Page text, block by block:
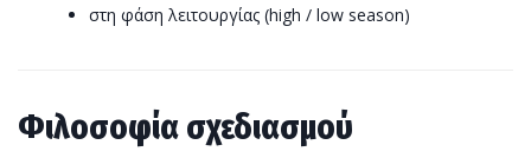
στη φάση λειτουργίας (high / low season)
Φιλοσοφία σχεδιασμού